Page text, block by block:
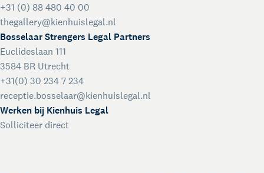
+31 (0) 88 480 40 00
thegallery@kienhuislegal.nl
Bosselaar Strengers Legal Partners
Euclideslaan 111
3584 BR Utrecht
+31(0) 30 234 7 234
receptie.bosselaar@kienhuislegal.nl
Werken bij Kienhuis Legal
Solliciteer direct